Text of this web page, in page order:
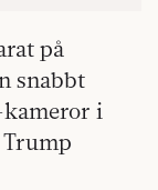
på
snabbt
i